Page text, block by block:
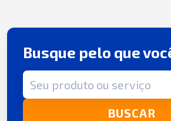
Busque pelo que
Termo de busca
BUSCAR